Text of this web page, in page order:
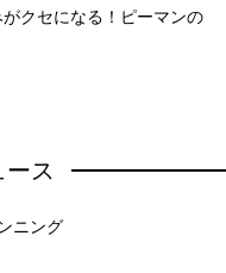
がクセになる！ピーマンの
ス
ニング